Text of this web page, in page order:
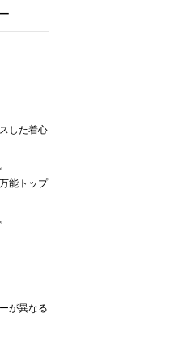
した着心
能トップ
が異なる